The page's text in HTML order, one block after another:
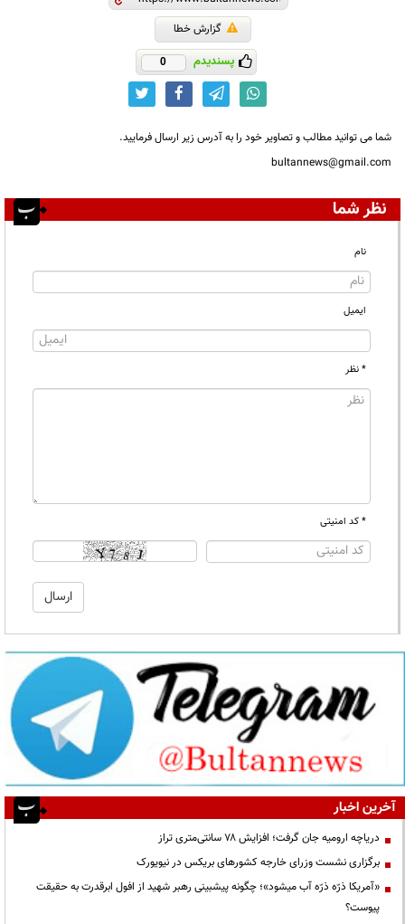
گزارش خطا
پسندیدم 0
شما می توانید مطالب و تصاویر خود را به آدرس زیر ارسال فرمایید.
bultannews@gmail.com
نظر شما
نام
ایمیل
* نظر
* کد امنیتی
آخرین اخبار
دریاچه ارومیه جان گرفت؛ افزایش ۷۸ سانتی‌متری تراز
برگزاری نشست وزرای خارجه کشورهای بریکس در نیویورک
«آمریکا ذرّه ذرّه آب میشود»؛ چگونه پیشبینی رهبر شهید از افول ابرقدرت به حقیقت
پیوست؟